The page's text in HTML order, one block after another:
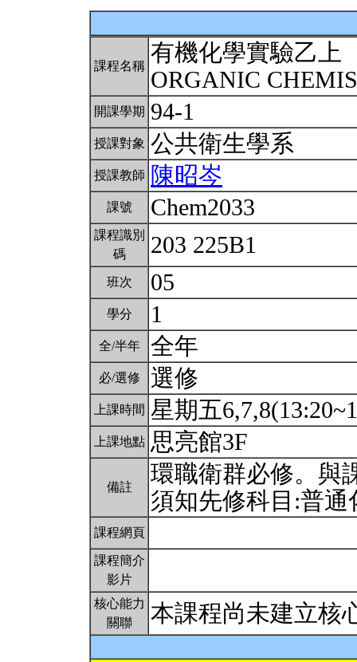
課程名稱 有機化學實驗乙上
ORGANIC
開課學期 94-1
授課對象 公共衛生學系
授課教師 陳昭岑
課號 Chem2033
課程識別
碼
203 225B1
班次 05
學分 1
全/半年 全年
必/選修 選修
上課時間 星期五
上課地點 思亮館3F
備註
環職衛群必修。與
須知先修科目:普
課程網頁
課程簡介
影片
核心能力
關聯
本課程尚未建立核